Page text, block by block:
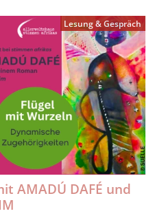
Lesung & Gespräch
AMADÚ DAFÉ und